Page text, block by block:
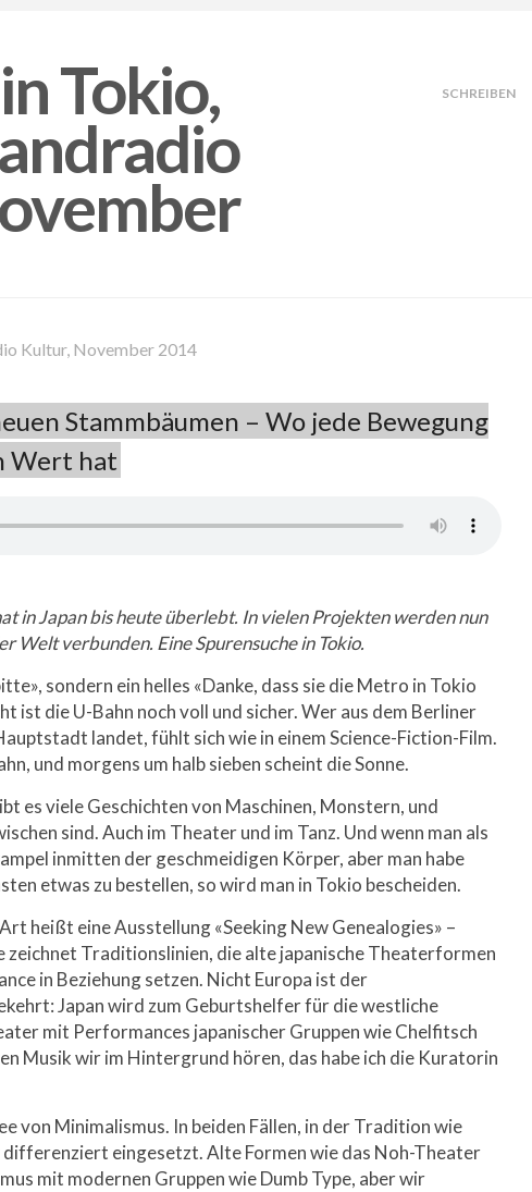
SCHREIBEN
Kultur, November 2014
Stammbäumen – Wo jede Bewegung
Wert hat
in Japan bis heute überlebt. In vielen Projekten werden nun
Welt verbunden. Eine Spurensuche in Tokio.
sondern ein helles «Danke, dass sie die Metro in Tokio
ist die U-Bahn noch voll und sicher. Wer aus dem Berliner
landet, fühlt sich wie in einem Science-Fiction-Film.
und morgens um halb sieben scheint die Sonne.
es viele Geschichten von Maschinen, Monstern, und
sind. Auch im Theater und im Tanz. Und wenn man als
inmitten der geschmeidigen Körper, aber man habe
etwas zu bestellen, so wird man in Tokio bescheiden.
heißt eine Ausstellung «Seeking New Genealogies» –
zeichnet Traditionslinien, die alte japanische Theaterformen
in Beziehung setzen. Nicht Europa ist der
Japan wird zum Geburtshelfer für die westliche
mit Performances japanischer Gruppen wie Chelfitsch
Musik wir im Hintergrund hören, das habe ich die Kuratorin
von Minimalismus. In beiden Fällen, in der Tradition wie
eingesetzt. Alte Formen wie das Noh-Theater
mit modernen Gruppen wie Dumb Type, aber wir